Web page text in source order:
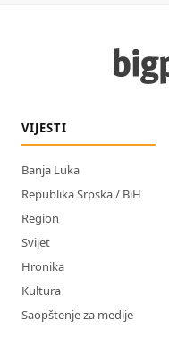
VIJESTI
Banja Luka
Republika Srpska / BiH
Region
Svijet
Hronika
Kultura
Saopštenje za medije